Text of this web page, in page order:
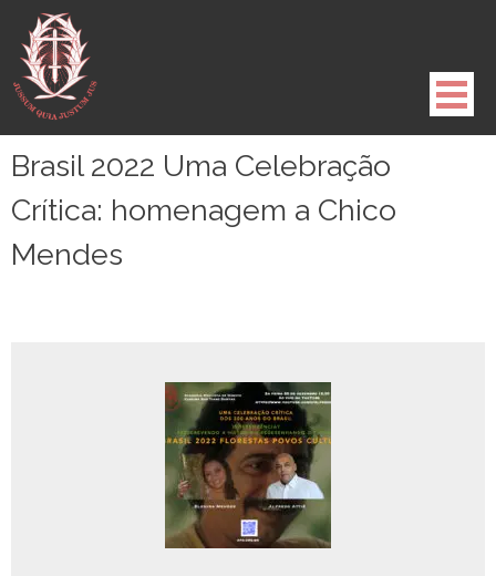
para
conteúdo
Brasil 2022 Uma Celebração
Crítica: homenagem a Chico
Mendes